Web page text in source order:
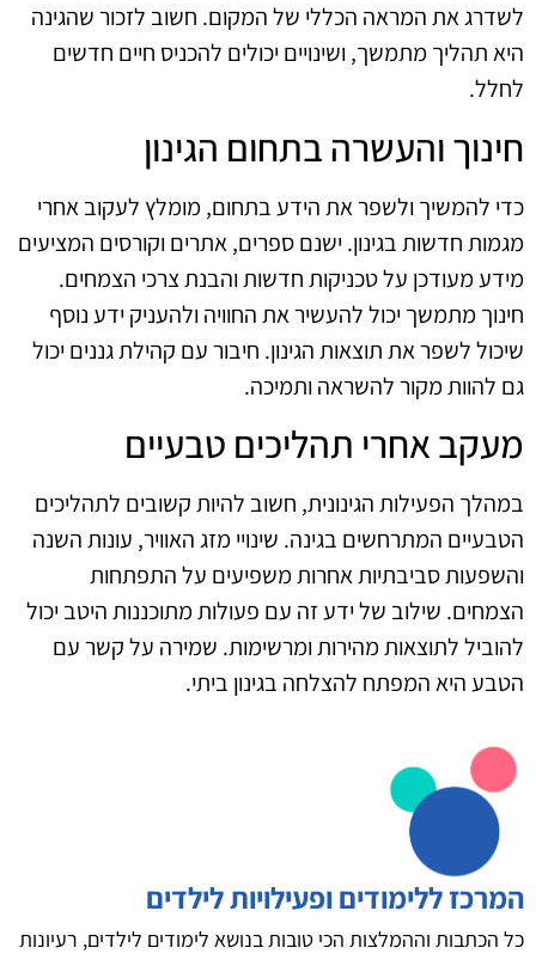
לשדרג את המראה הכללי של המקום. חשוב לזכור שהגינה
היא תהליך מתמשך, ושינויים יכולים להכניס חיים חדשים
לחלל.
חינוך והעשרה בתחום הגינון
כדי להמשיך ולשפר את הידע בתחום, מומלץ לעקוב אחרי
מגמות חדשות בגינון. ישנם ספרים, אתרים וקורסים המציעים
מידע מעודכן על טכניקות חדשות והבנת צרכי הצמחים.
חינוך מתמשך יכול להעשיר את החוויה ולהעניק ידע נוסף
שיכול לשפר את תוצאות הגינון. חיבור עם קהילת גננים יכול
גם להוות מקור להשראה ותמיכה.
מעקב אחרי תהליכים טבעיים
במהלך הפעילות הגינונית, חשוב להיות קשובים לתהליכים
הטבעיים המתרחשים בגינה. שינויי מזג האוויר, עונות השנה
והשפעות סביבתיות אחרות משפיעים על התפתחות
הצמחים. שילוב של ידע זה עם פעולות מתוכננות היטב יכול
להוביל לתוצאות מהירות ומרשימות. שמירה על קשר עם
הטבע היא המפתח להצלחה בגינון ביתי.
המרכז ללימודים ופעילויות לילדים
כל הכתבות וההמלצות הכי טובות בנושא לימודים לילדים, רעיונות